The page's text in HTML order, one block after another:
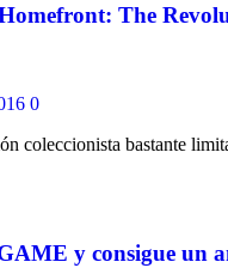
The
0
coleccionista bastante
y consigue un